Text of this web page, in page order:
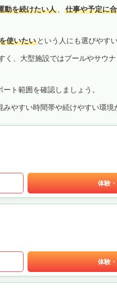
動を続けたい人 、 仕事や予定に
使いたい という人にも選びやす
、大型施設ではプールやサウ
ト範囲を確認しましょう。
やすい時間帯や続けやすい環境
体験
体験